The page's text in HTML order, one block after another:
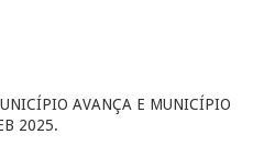
AVANÇA E MUNICÍPIO
2025.